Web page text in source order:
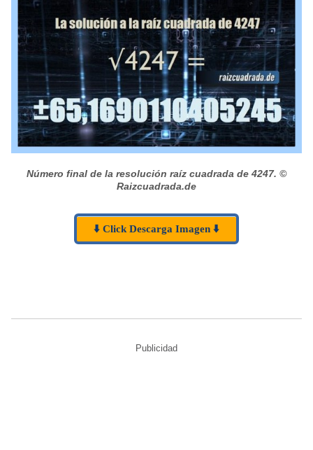
Número final de la resolución raíz cuadrada de 4247. ©
Raizcuadrada.de
⬇️ Click Descarga Imagen ⬇️
Publicidad